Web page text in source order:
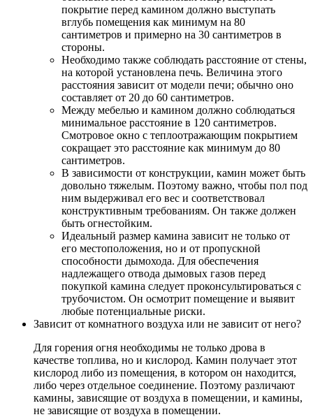
покрытие перед камином должно выступать
вглубь помещения как минимум на 80
сантиметров и примерно на 30 сантиметров в
стороны.
Необходимо также соблюдать расстояние от стены,
на которой установлена ​​печь. Величина этого
расстояния зависит от модели печи; обычно оно
составляет от 20 до 60 сантиметров.
Между мебелью и камином должно соблюдаться
минимальное расстояние в 120 сантиметров.
Смотровое окно с теплоотражающим покрытием
сокращает это расстояние как минимум до 80
сантиметров.
В зависимости от конструкции, камин может быть
довольно тяжелым. Поэтому важно, чтобы пол под
ним выдерживал его вес и соответствовал
конструктивным требованиям. Он также должен
быть огнестойким.
Идеальный размер камина зависит не только от
его местоположения, но и от пропускной
способности дымохода. Для обеспечения
надлежащего отвода дымовых газов перед
покупкой камина следует проконсультироваться с
трубочистом. Он осмотрит помещение и выявит
любые потенциальные риски.
Зависит от комнатного воздуха или не зависит от него?
Для горения огня необходимы не только дрова в
качестве топлива, но и кислород. Камин получает этот
кислород либо из помещения, в котором он находится,
либо через отдельное соединение. Поэтому различают
камины, зависящие от воздуха в помещении, и камины,
не зависящие от воздуха в помещении.